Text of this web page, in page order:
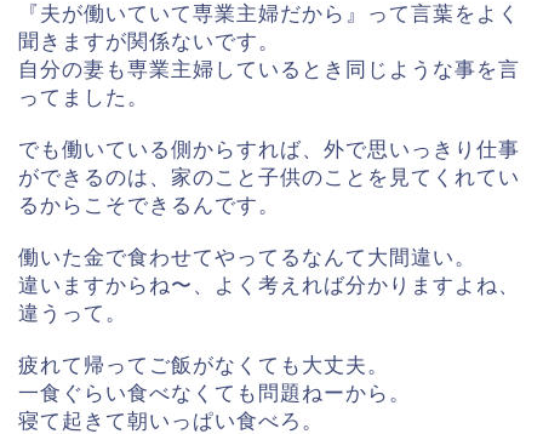
『夫が働いていて専業主婦だから』って言葉をよく
聞きますが関係ないです。
自分の妻も専業主婦しているとき同じような事を言
ってました。
でも働いている側からすれば、外で思いっきり仕事
ができるのは、家のこと子供のことを見てくれてい
るからこそできるんです。
働いた金で食わせてやってるなんて大間違い。
違いますからね〜、よく考えれば分かりますよね、
違うって。
疲れて帰ってご飯がなくても大丈夫。
一食ぐらい食べなくても問題ねーから。
寝て起きて朝いっぱい食べろ。